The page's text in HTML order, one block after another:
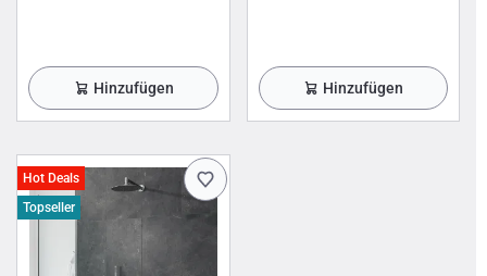
Hinzufügen Hinzufügen
Hot Deals
Topseller